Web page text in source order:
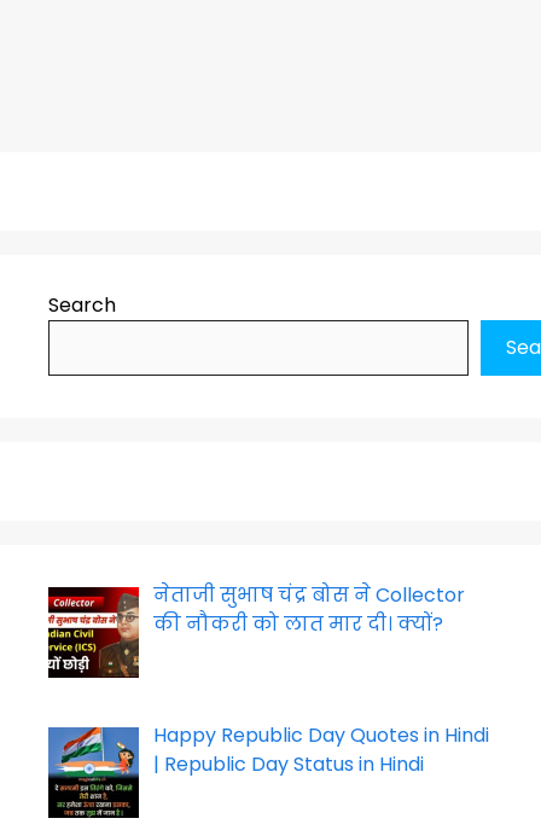
Search
नेताजी सुभाष चंद्र बोस ने Collector
की नौकरी को लात मार दी। क्यों?
Happy Republic Day Quotes in Hindi
| Republic Day Status in Hindi